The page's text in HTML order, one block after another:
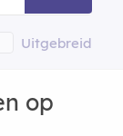
Uitgebreid
op